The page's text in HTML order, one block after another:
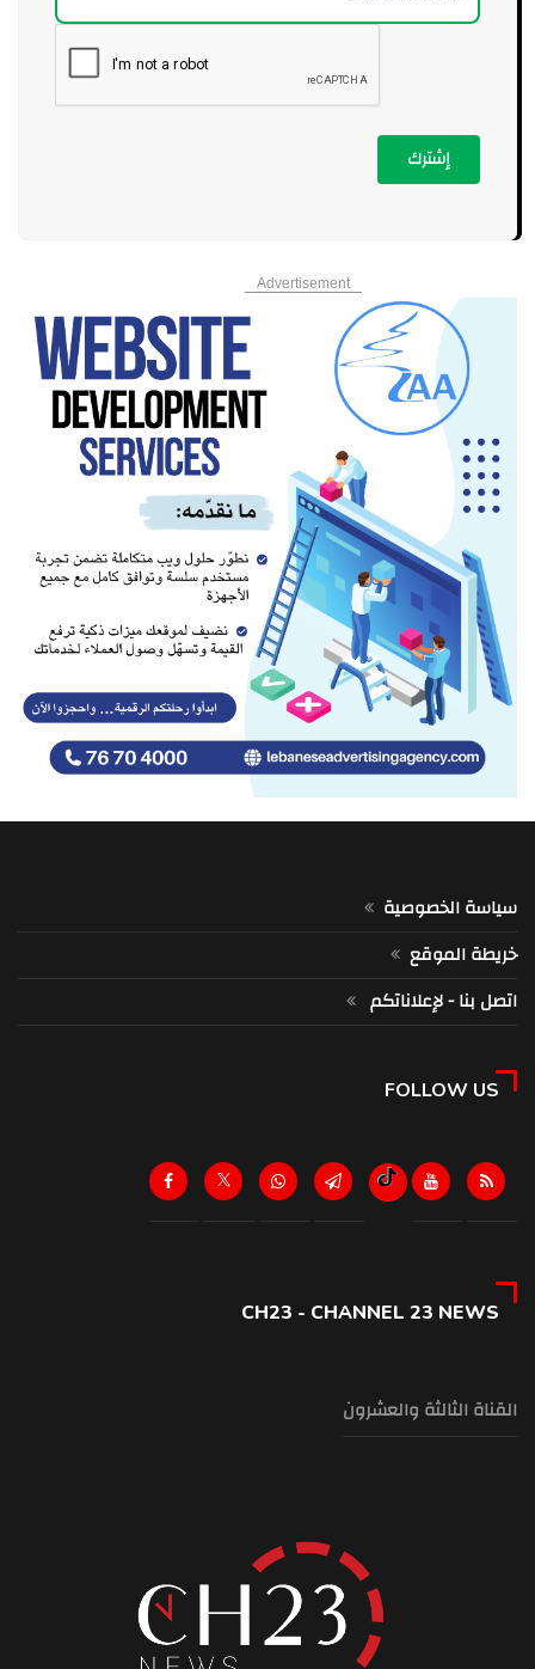
إشترك
Advertisement
سياسة الخصوصية
خريطة الموقع
اتصل بنا - لإعلاناتكم
FOLLOW US
CH23 - CHANNEL 23 NEWS
القناة الثالثة والعشرون